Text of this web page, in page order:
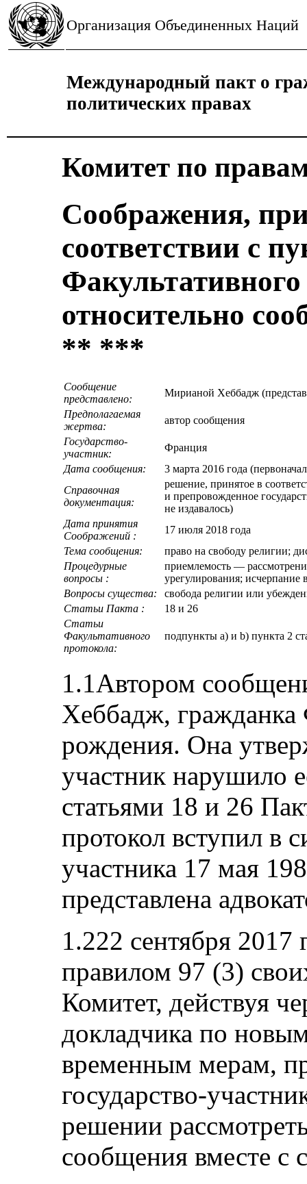
Организация Объединенных Наций
Международный пакт о
политических правах
Комитет по
Соображения,
соответствии с
относительно
** ***
Сообщение
представлено:
Мирианой Хеббадж
Предполагаемая
жертва:
автор сообщения
Государство-
участник:
Франция
Дата сообщения:
3 марта 2016 года
Справочная
документация:
решение, принятое в
и препровожденное
не издавалось)
Дата принятия
Cоображений :
17 июля 2018 года
Тема сообщения:
право на свободу религии;
Процедурные
вопросы :
приемлемость —
урегулирования; исчерпание
Вопросы существа:
свобода религии или
Статьи Пакта :
18 и 26
Статьи
Факультативного
протокола:
подпункты а) и b) пункта 2
1.1Автором
Хеббадж,
рождения. Она
участник нарушило
статьями 18 и 26
протокол вступил в
участника 17 мая
представлена
1.222 сентября 2017
правилом 97 (3)
Комитет, действуя
докладчика по
временным мерам,
государство-
решении
сообщения вместе с